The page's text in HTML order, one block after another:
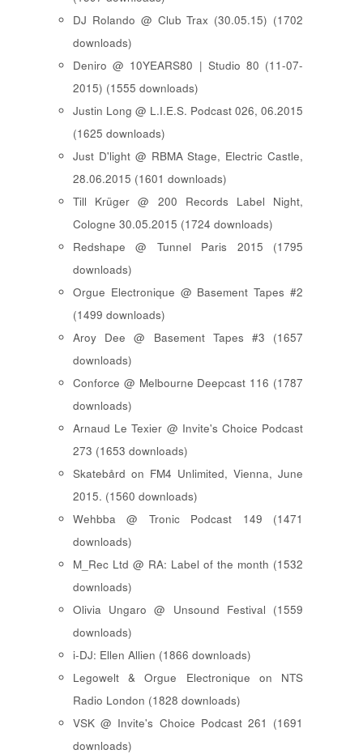
DJ Rolando @ Club Trax (30.05.15) (1702
downloads)
Deniro @ 10YEARS80 | Studio 80 (11-07-
2015) (1555 downloads)
Justin Long @ L.I.E.S. Podcast 026, 06.2015
(1625 downloads)
Just D'light @ RBMA Stage, Electric Castle,
28.06.2015 (1601 downloads)
Till Krüger @ 200 Records Label Night,
Cologne 30.05.2015 (1724 downloads)
Redshape @ Tunnel Paris 2015 (1795
downloads)
Orgue Electronique @ Basement Tapes #2
(1499 downloads)
Aroy Dee @ Basement Tapes #3 (1657
downloads)
Conforce @ Melbourne Deepcast 116 (1787
downloads)
Arnaud Le Texier @ Invite's Choice Podcast
273 (1653 downloads)
Skatebård on FM4 Unlimited, Vienna, June
2015. (1560 downloads)
Wehbba @ Tronic Podcast 149 (1471
downloads)
M_Rec Ltd @ RA: Label of the month (1532
downloads)
Olivia Ungaro @ Unsound Festival (1559
downloads)
i-DJ: Ellen Allien (1866 downloads)
Legowelt & Orgue Electronique on NTS
Radio London (1828 downloads)
VSK @ Invite's Choice Podcast 261 (1691
downloads)